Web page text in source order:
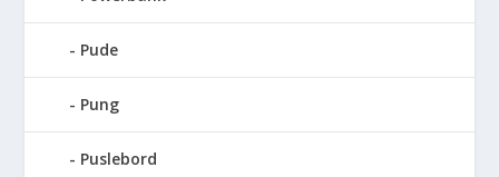
Pude
Pung
Puslebord